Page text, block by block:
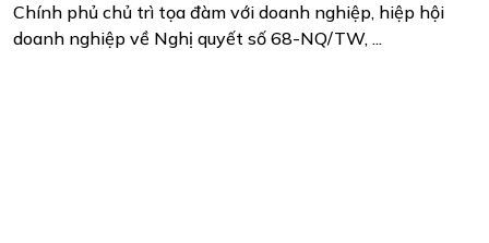
Chính phủ chủ trì tọa đàm với doanh nghiệp, hiệp hội
doanh nghiệp về Nghị quyết số 68-NQ/TW, ...